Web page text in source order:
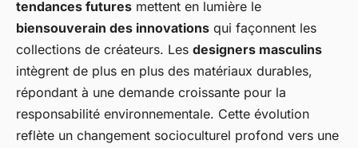
tendances futures mettent en lumière le
biensouverain des innovations qui façonnent les
collections de créateurs. Les designers masculins
intègrent de plus en plus des matériaux durables,
répondant à une demande croissante pour la
responsabilité environnementale. Cette évolution
reflète un changement socioculturel profond vers une